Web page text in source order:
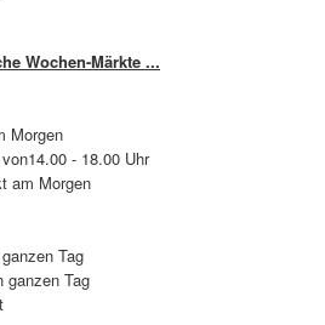
Wochen-Märkte ...
Morgen
- 18.00 Uhr
am Morgen
Tag
ganzen Tag